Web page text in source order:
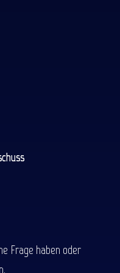
Frage haben oder